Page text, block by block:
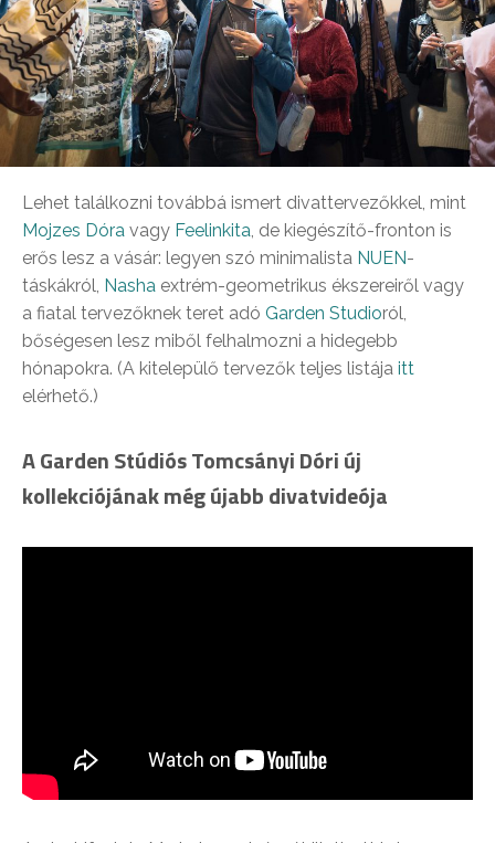
Lehet találkozni továbbá ismert divattervezőkkel, mint
Mojzes Dóra vagy Feelinkita, de kiegészítő-fronton is
erős lesz a vásár: legyen szó minimalista NUEN-
táskákról, Nasha extrém-geometrikus ékszereiről vagy
a fiatal tervezőknek teret adó Garden Studioról,
bőségesen lesz miből felhalmozni a hidegebb
hónapokra. (A kitelepülő tervezők teljes listája itt
elérhető.)
A Garden Stúdiós Tomcsányi Dóri új
kollekciójának még újabb divatvideója